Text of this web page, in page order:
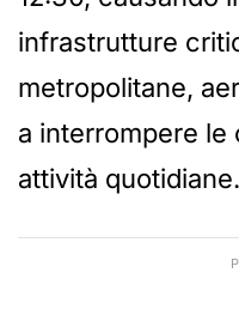
infrastrutture
metropolitane,
a interrompere le
attività